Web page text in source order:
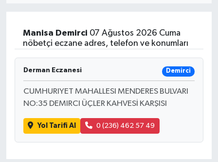
Manisa Demirci 07 Ağustos 2026 Cuma
nöbetçi eczane adres, telefon ve konumları
Derman Eczanesi Demirci
CUMHURIYET MAHALLESI MENDERES BULVARI
NO:35 DEMIRCI ÜÇLER KAHVESİ KARŞISI
Yol Tarifi Al 0 (236) 462 57 49